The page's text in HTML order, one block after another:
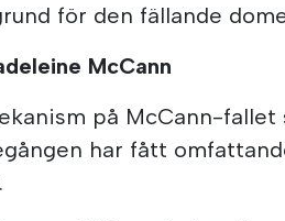
för den fällande
McCann
på McCann-
har fått